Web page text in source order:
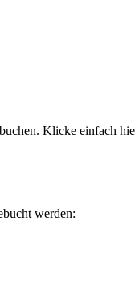
Klicke einfach
werden: